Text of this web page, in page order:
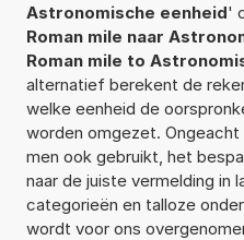
Astronomische eenheid'
Roman mile naar
Roman mile to
alternatief berekent de
welke eenheid de
worden omgezet.
men ook gebruikt, het
naar de juiste vermelding in
categorieën en talloze
wordt voor ons